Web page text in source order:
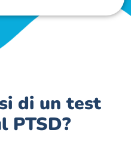
di un test
PTSD?